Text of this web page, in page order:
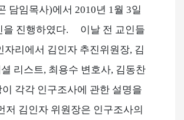
담임목사)에서 2010년 1월 3일
을 진행하였다. 이날 전 교인들
자리에서 김인자 추진위원장, 김
리스트, 최용수 변호사, 김동찬
각각 인구조사에 관한 설명을
저 김인자 위원장은 인구조사의